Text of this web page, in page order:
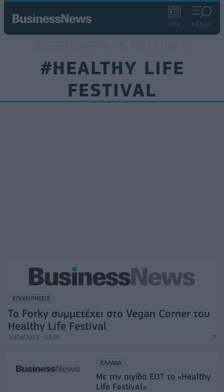
ΡΟΗ ΜΕΝΟΥ
#HEALTHY LIFE
FESTIVAL
ΕΠΙΧΕΙΡΗΣΕΙΣ
Το Forky συμμετέχει στο Vegan Corner του
Healthy Life Festival
10/04/2019 - 03:00
ΕΛΛΑΔΑ
Με την αιγίδα ΕΟΤ το «Healthy
Life Festival»